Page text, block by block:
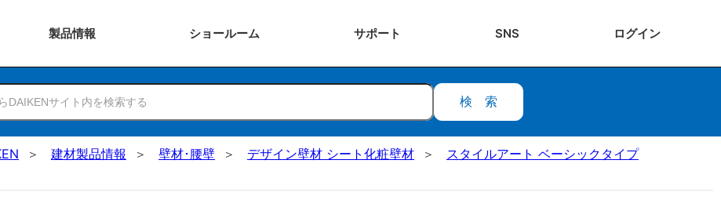
製品情報 ショールーム サポート SNS ログイン
検索
建材製品情報 壁材･腰壁 デザイン壁材 シート化粧壁材
スタイルアート ベーシックタイプ